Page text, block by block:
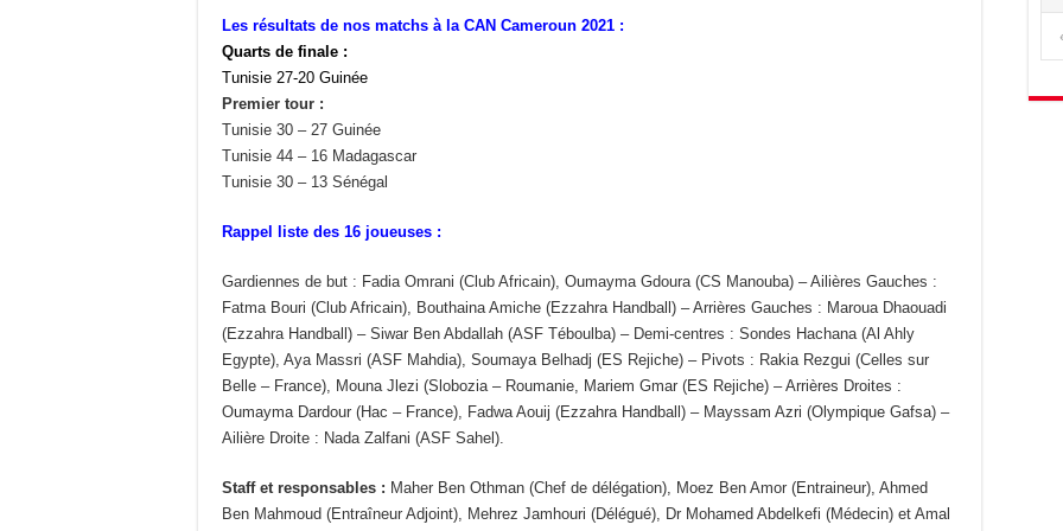
Les résultats de nos matchs à la CAN Cameroun 2021 :
Quarts de finale :
Tunisie 27-20 Guinée
Premier tour :
Tunisie 30 – 27 Guinée
Tunisie 44 – 16 Madagascar
Tunisie 30 – 13 Sénégal
Rappel liste des 16 joueuses :
Gardiennes de but : Fadia Omrani (Club Africain), Oumayma Gdoura (CS Manouba) – Ailières Gauches :
Fatma Bouri (Club Africain), Bouthaina Amiche (Ezzahra Handball) – Arrières Gauches : Maroua Dhaouadi
(Ezzahra Handball) – Siwar Ben Abdallah (ASF Téboulba) – Demi-centres : Sondes Hachana (Al Ahly
Egypte), Aya Massri (ASF Mahdia), Soumaya Belhadj (ES Rejiche) – Pivots : Rakia Rezgui (Celles sur
Belle – France), Mouna Jlezi (Slobozia – Roumanie, Mariem Gmar (ES Rejiche) – Arrières Droites :
Oumayma Dardour (Hac – France), Fadwa Aouij (Ezzahra Handball) – Mayssam Azri (Olympique Gafsa) –
Ailière Droite : Nada Zalfani (ASF Sahel).
Staff et responsables : Maher Ben Othman (Chef de délégation), Moez Ben Amor (Entraineur), Ahmed
Ben Mahmoud (Entraîneur Adjoint), Mehrez Jamhouri (Délégué), Dr Mohamed Abdelkefi (Médecin) et Amal